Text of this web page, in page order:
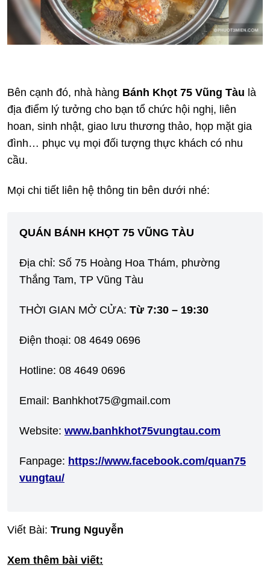
Bên cạnh đó, nhà hàng Bánh Khọt 75 Vũng Tàu là
địa điểm lý tưởng cho bạn tổ chức hội nghị, liên
hoan, sinh nhật, giao lưu thương thảo, họp mặt gia
đình… phục vụ mọi đối tượng thực khách có nhu
cầu.
Mọi chi tiết liên hệ thông tin bên dưới nhé:
QUÁN BÁNH KHỌT 75 VŨNG TÀU
Địa chỉ: Số 75 Hoàng Hoa Thám, phường
Thắng Tam, TP Vũng Tàu
THỜI GIAN MỞ CỬA: Từ 7:30 – 19:30
Điện thoại: 08 4649 0696
Hotline: 08 4649 0696
Email: Banhkhot75@gmail.com
Website: www.banhkhot75vungtau.com
Fanpage: https://www.facebook.com/quan75
vungtau/
Viết Bài: Trung Nguyễn
Xem thêm bài viết: